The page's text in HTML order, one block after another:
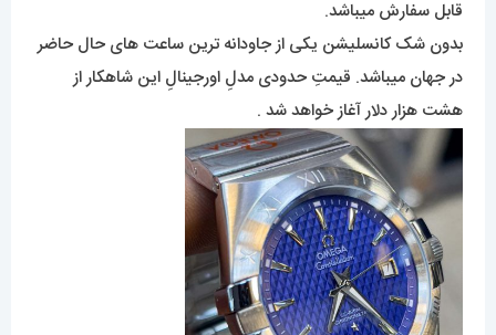
قابل سفارش میباشد.
بدون شک کانسلیشن یکی از جاودانه ترین ساعت های حال حاضر
در جهان میباشد. قیمتِ حدودی مدلِ اورجینالِ این شاهکار از
هشت هزار دلار آغاز خواهد شد .